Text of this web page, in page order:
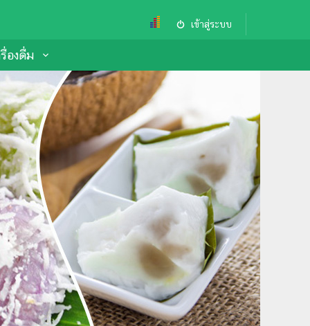
เข้าสู่ระบบ
องดื่ม